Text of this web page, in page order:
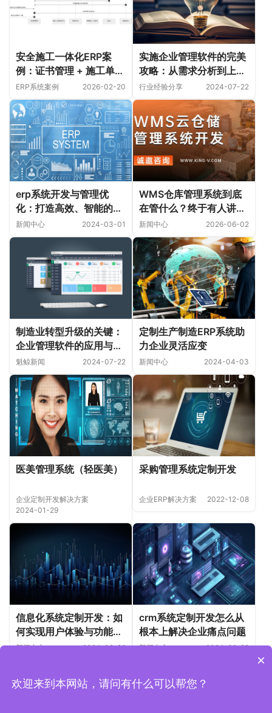
安全施工一体化ERP案
例：证书管理 + 施工单位
管理 + 危险作业全流程闭
环
ERP系统案例 2026-02-20
实施企业管理软件的完美
攻略：从需求分析到上线
运营
行业经验分享 2024-07-22
erp系统开发与管理优
化：打造高效、智能的企
业运营模式
新闻中心 2024-03-01
WMS仓库管理系统到底
在管什么？终于有人讲明
白了！
新闻中心 2026-06-02
制造业转型升级的关键：
企业管理软件的应用与优
势
魁鲸新闻 2024-07-22
定制生产制造ERP系统助
力企业灵活应变
新闻中心 2024-04-03
医美管理系统（轻医美）
企业定制开发解决方案
2024-01-29
采购管理系统定制开发
企业ERP解决方案 2022-12-08
信息化系统定制开发：如
何实现用户体验与功能需
求的平衡？
新闻中心 2024-02-26
crm系统定制开发怎么从
根本上解决企业痛点问题
新闻中心 2024-02-29
×
欢迎来到本网站，请问有什么可以帮您？